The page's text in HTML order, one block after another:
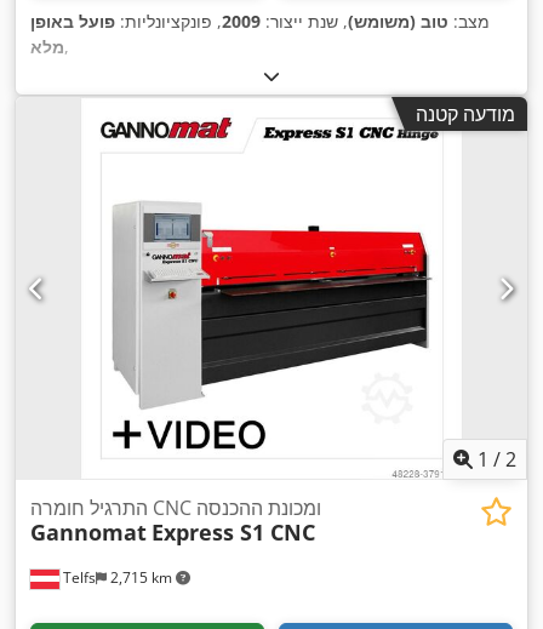
מצב: טוב (משומש), שנת ייצור: 2009, פונקציונליות: פועל באופן
מלא,
מודעה קטנה
1 /2
Telfs 2,715 km
התרגיל חומרה CNC ומכונת ההכנסה
Gannomat Express S1 CNC